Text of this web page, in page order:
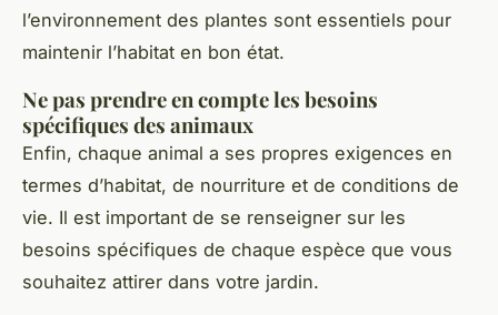
l’environnement des plantes sont essentiels pour
maintenir l’habitat en bon état.
Ne pas prendre en compte les besoins
spécifiques des animaux
Enfin, chaque animal a ses propres exigences en
termes d’habitat, de nourriture et de conditions de
vie. Il est important de se renseigner sur les
besoins spécifiques de chaque espèce que vous
souhaitez attirer dans votre jardin.